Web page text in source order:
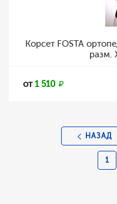
Корсет FOSTA
разм.
от1 510
НАЗАД
1